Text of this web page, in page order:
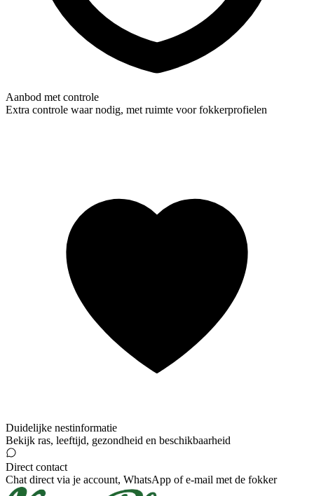
Aanbod met controle
Extra controle waar nodig, met ruimte voor fokkerprofielen
Duidelijke nestinformatie
Bekijk ras, leeftijd, gezondheid en beschikbaarheid
Direct contact
Chat direct via je account, WhatsApp of e-mail met de fokker